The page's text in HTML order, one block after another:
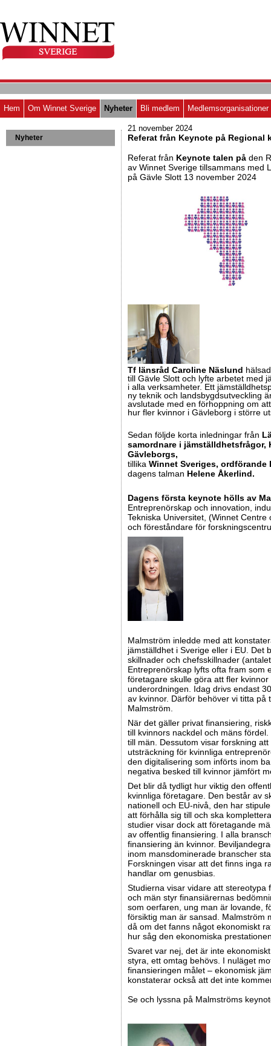
Hem Om Winnet Sverige Nyheter Bli medlem Medlemsorganisationer
Nyheter
21 november 2024
Referat från Keynote på Regional
Referat från Keynote talen på den
av Winnet Sverige tillsammans med
på Gävle Slott 13 november 2024
Tf länsråd Caroline Näslund
till Gävle Slott och lyfte arbetet med
i alla verksamheter. Ett
ny teknik och landsbygdsutveckling
avslutade med en förhoppning om
hur fler kvinnor i Gävleborg i större
Sedan följde korta inledningar från
samordnare i jämställdhetsfrågor,
Gävleborgs,
tillika Winnet Sveriges,
dagens talman Helene Åkerlind.
Dagens första keynote hölls av
Entreprenörskap och innovation,
Tekniska Universitet, (Winnet
och föreståndare för
Malmström inledde med att
jämställdhet i Sverige eller i EU. Det
skillnader och chefsskillnader
Entreprenörskap lyfts ofta fram som
företagare skulle göra att fler
underordningen. Idag drivs endast
av kvinnor. Därför behöver vi titta på
Malmström.
När det gäller privat finansiering,
till kvinnors nackdel och mäns
till män. Dessutom visar forskning
utsträckning för kvinnliga
den digitalisering som införts inom
negativa besked till kvinnor jämfört
Det blir då tydligt hur viktig den
kvinnliga företagare. Den består av
nationell och EU-nivå, den har
att förhålla sig till och ska
studier visar dock att företagande
av offentlig finansiering. I alla
finansiering än kvinnor.
inom mansdominerade branscher
Forskningen visar att det finns inga
handlar om genusbias.
Studierna visar vidare att stereotypa
och män styr finansiärernas
som oerfaren, ung man är lovande,
försiktig man är sansad. Malmström
då om det fanns något ekonomiskt
hur såg den ekonomiska
Svaret var nej, det är inte
styra, ett omtag behövs. I nuläget
finansieringen målet – ekonomisk
konstaterar också att det inte
Se och lyssna på Malmströms